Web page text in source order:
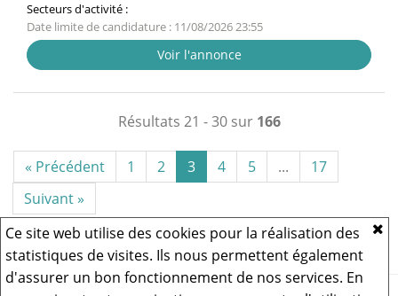
Ce site web utilise des cookies pour la réalisation des
statistiques de visites. Ils nous permettent également
d'assurer un bon fonctionnement de nos services. En
Secteurs d'activité :
Date limite de candidature : 11/08/2026 23:55
Voir l'annonce
Résultats 21 - 30 sur 166
« Précédent 1 2 3 4 5 ...
17
Suivant »
Vous rencontrez un problème technique, cliquez ici pour nous